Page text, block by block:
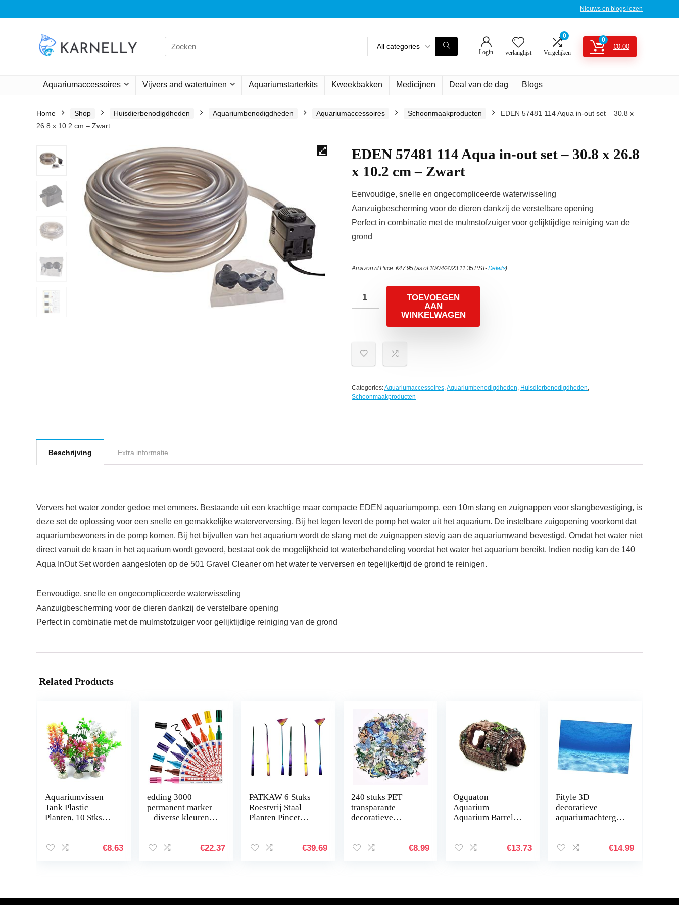
Nieuws en blogs lezen
Search
for:
All categories
Login verlanglijst
0
Vergelijken
0
€0.00
Aquariumaccessoires Vijvers and watertuinen Aquariumstarterkits Kweekbakken Medicijnen Deal van de dag Blogs
Home Shop Huisdierbenodigdheden Aquariumbenodigdheden Aquariumaccessoires Schoonmaakproducten
EDEN 57481 114 Aqua in-out set – 30.8 x
26.8 x 10.2 cm – Zwart
EDEN 57481 114 Aqua in-out set – 30.8 x 26.8
x 10.2 cm – Zwart
Eenvoudige, snelle en ongecompliceerde waterwisseling
Aanzuigbescherming voor de dieren dankzij de verstelbare opening
Perfect in combinatie met de mulmstofzuiger voor gelijktijdige reiniging van de
grond
Amazon.nl Price:€47.95(as of 10/04/2023 11:35 PST-Details)
TOEVOEGEN
AAN
WINKELWAGEN
Categories:Aquariumaccessoires,Aquariumbenodigdheden, Huisdierbenodigdheden,
Schoonmaakproducten
Beschrijving Extra informatie
Ververs het water zonder gedoe met emmers. Bestaande uit een krachtige maar compacte EDEN aquariumpomp, een 10m slang en zuignappen voor slangbevestiging, is
deze set de oplossing voor een snelle en gemakkelijke waterverversing. Bij het legen levert de pomp het water uit het aquarium. De instelbare zuigopening voorkomt dat
aquariumbewoners in de pomp komen. Bij het bijvullen van het aquarium wordt de slang met de zuignappen stevig aan de aquariumwand bevestigd. Omdat het water niet
direct vanuit de kraan in het aquarium wordt gevoerd, bestaat ook de mogelijkheid tot waterbehandeling voordat het water het aquarium bereikt. Indien nodig kan de 140
Aqua InOut Set worden aangesloten op de 501 Gravel Cleaner om het water te verversen en tegelijkertijd de grond te reinigen.
Eenvoudige, snelle en ongecompliceerde waterwisseling
Aanzuigbescherming voor de dieren dankzij de verstelbare opening
Perfect in combinatie met de mulmstofzuiger voor gelijktijdige reiniging van de grond
Related Products
Aquariumvissen
Tank Plastic
Planten, 10 Stks
Decoraties,
€8.63
edding 3000
permanent marker
– diverse kleuren –
punt 1,5-3 mm –
€22.37
PATKAW 6 Stuks
Roestvrij Staal
Planten Pincet
Hulpmiddelen
€39.69
240 stuks PET
transparante
decoratieve
stickers set voor€8.99
Ogquaton
Aquarium
Aquarium Barrel
landschapsbouw
€13.73
Fityle 3D
decoratieve
aquariumachtergro
achtergrondstof,
€14.99